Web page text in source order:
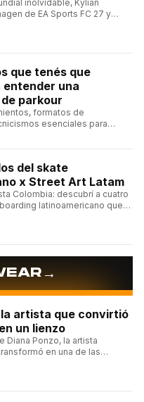
inolvidable, Kylian
de EA Sports FC 27 y
que tenés que
una
parkour
formatos de
esenciales para
del skate
x Street Art Latam
Colombia: descubrí a cuatro
latinoamericano que
→
la artista que convirtió
un lienzo
Diana Ponzo, la artista
en una de las